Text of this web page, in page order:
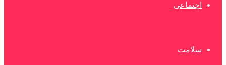
اجتماعی
سلامت